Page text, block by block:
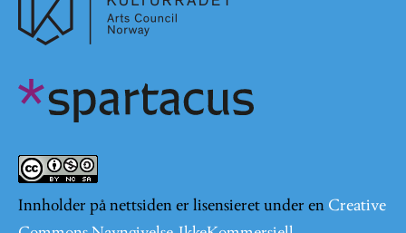
Innholder på nettsiden er lisensieret under en Creative